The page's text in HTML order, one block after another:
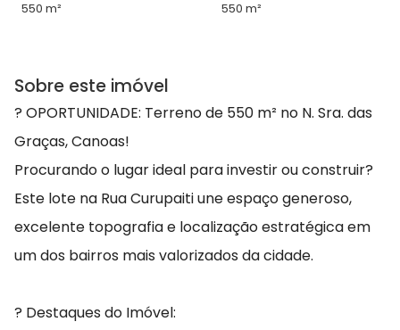
550 m² 550 m²
Sobre este imóvel
? OPORTUNIDADE: Terreno de 550 m² no N. Sra. das
Graças, Canoas!
Procurando o lugar ideal para investir ou construir?
Este lote na Rua Curupaiti une espaço generoso,
excelente topografia e localização estratégica em
um dos bairros mais valorizados da cidade.
? Destaques do Imóvel: